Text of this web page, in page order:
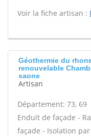
Voir la fiche artisan :
Géothermie du
renouvelable
saone
Artisan
Département: 73, 69
Enduit de façade -
façade - Isolation